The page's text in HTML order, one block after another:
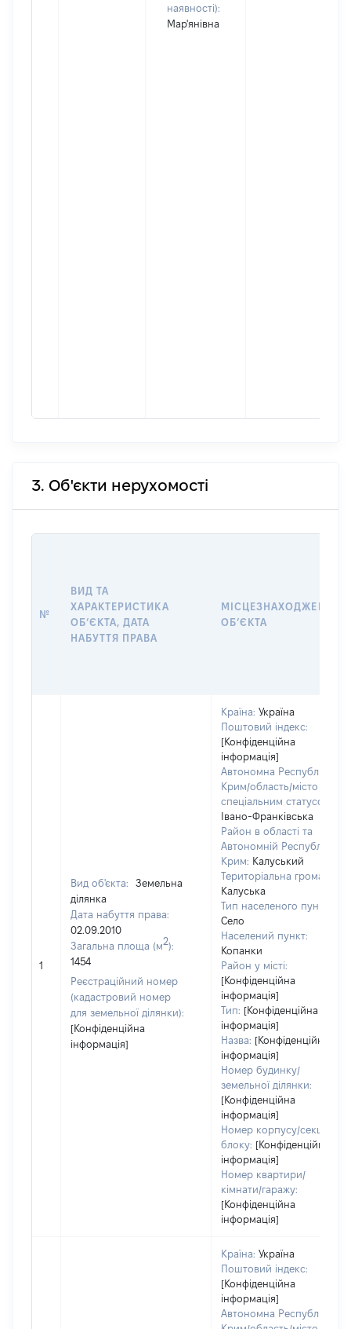
наявності):
Мар'янівна
3. Об'єкти нерухомості
№
ВИД ТА
ХАРАКТЕРИСТИКА
ОБʼЄКТА, ДАТА
НАБУТТЯ ПРАВА
МІСЦЕЗНАХОДЖЕННЯ
ОБʼЄКТА
1
Вид об'єкта:
Земельна
ділянка
Дата набуття права:
02.09.2010
Загальна площа (м2):
1454
Реєстраційний номер
(кадастровий номер
для земельної ділянки):
[Конфіденційна
інформація]
Країна: Україна
Поштовий індекс:
[Конфіденційна
інформація]
Автономна Республіка
Крим/область/місто зі
спеціальним статусом:
Івано-Франківська
Район в області та
Автономній Республіці
Крим: Калуський
Територіальна громада:
Калуська
Тип населеного пункту:
Село
Населений пункт:
Копанки
Район у місті:
[Конфіденційна
інформація]
Тип: [Конфіденційна
інформація]
Назва: [Конфіденційна
інформація]
Номер будинку/
земельної ділянки:
[Конфіденційна
інформація]
Номер корпусу/секції/
блоку: [Конфіденційна
інформація]
Номер квартири/
кімнати/гаражу:
[Конфіденційна
інформація]
Країна: Україна
Поштовий індекс:
[Конфіденційна
інформація]
Автономна Республіка